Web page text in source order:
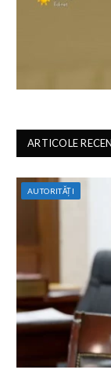
ARTICOLE
AUTORITĂȚI